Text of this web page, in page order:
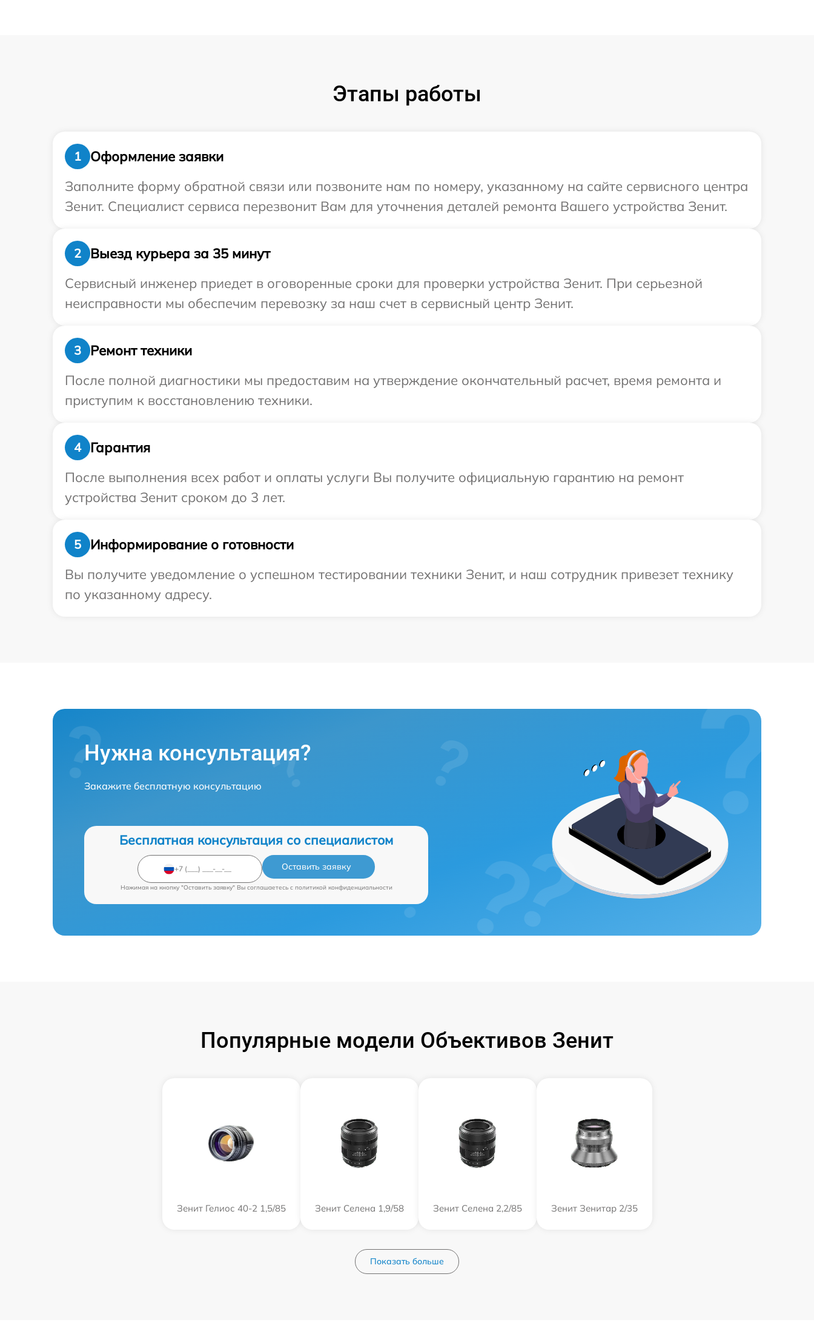
Этапы работы
1
Оформление заявки
Заполните форму обратной связи или позвоните нам по номеру, указанному на сайте сервисного центра
Зенит. Специалист сервиса перезвонит Вам для уточнения деталей ремонта Вашего устройства Зенит.
2
Выезд курьера за 35 минут
Сервисный инженер приедет в оговоренные сроки для проверки устройства Зенит. При серьезной
неисправности мы обеспечим перевозку за наш счет в сервисный центр Зенит.
3
Ремонт техники
После полной диагностики мы предоставим на утверждение окончательный расчет, время ремонта и
приступим к восстановлению техники.
4
Гарантия
После выполнения всех работ и оплаты услуги Вы получите официальную гарантию на ремонт
устройства Зенит сроком до 3 лет.
5
Информирование о готовности
Вы получите уведомление о успешном тестировании техники Зенит, и наш сотрудник привезет технику
по указанному адресу.
Нужна консультация?
Закажите бесплатную консультацию
Бесплатная консультация со специалистом
Оставить заявку
Нажимая на кнопку "Оставить заявку" Вы соглашаетесь c политикой конфиденциальности
Популярные модели Объективов Зенит
Зенит Гелиос 40-2 1,5/85 Зенит Селена 1,9/58 Зенит Селена 2,2/85 Зенит Зенитар 2/35
Показать больше